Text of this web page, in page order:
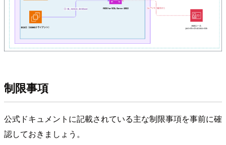
制限事項
公式ドキュメントに記載されている主な制限事項を事前に確
認しておきましょう。